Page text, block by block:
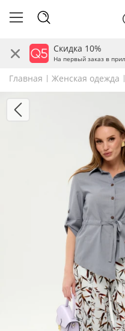
Скидка 10%
На первый заказ в
Главная Женская одежда